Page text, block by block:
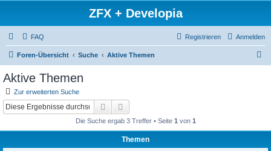
ZFX + Developia
FAQ Anmelden
Registrieren
Foren-Übersicht Suche Aktive Themen
Aktive Themen
Zur erweiterten Suche
Suche
Die Suche ergab 3 Treffer • Seite 1 von 1
Themen